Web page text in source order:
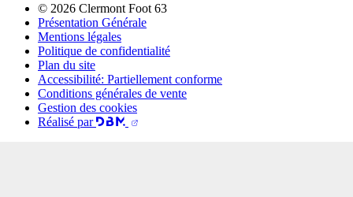
© 2026 Clermont Foot 63
Présentation Générale
Mentions légales
Politique de confidentialité
Plan du site
Accessibilité: Partiellement conforme
Conditions générales de vente
Gestion des cookies
Réalisé par